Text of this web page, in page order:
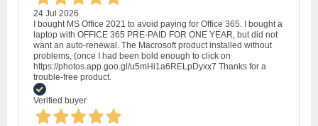
24 Jul 2026
I bought MS Office 2021 to avoid paying for Office 365. I bought a
laptop with OFFICE 365 PRE-PAID FOR ONE YEAR, but did not
want an auto-renewal. The Macrosoft product installed without
problems, (once I had been bold enough to click on
https://photos.app.goo.gl/u5mHi1a6RELpDyxx7 Thanks for a
trouble-free product.
Verified buyer